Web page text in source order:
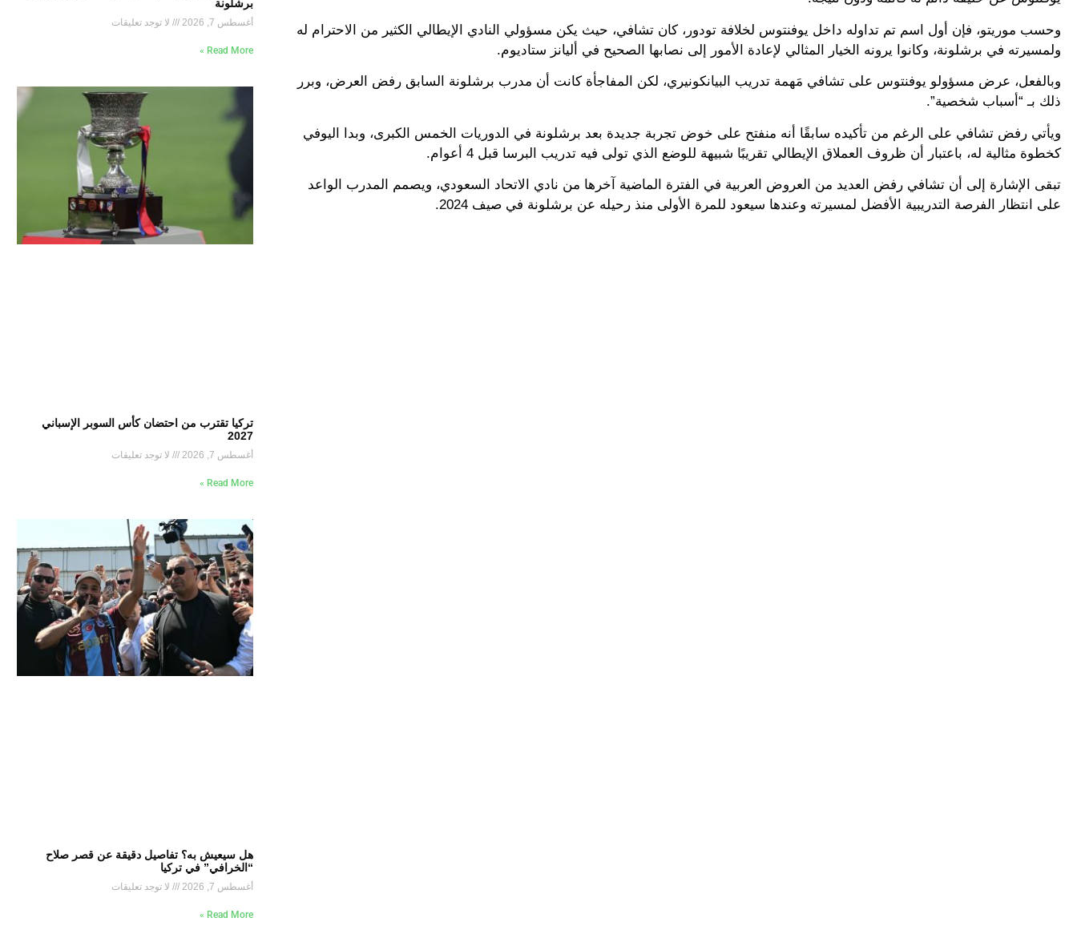
وحسب موريتو، فإن أول اسم تم تداوله داخل يوفنتوس لخلافة تودور، كان تشافي، حيث يكن مسؤولي النادي الإيطالي الكثير من الاحترام له
ولمسيرته في برشلونة، وكانوا يرونه الخيار المثالي لإعادة الأمور إلى نصابها الصحيح في أليانز ستاديوم.
وبالفعل، عرض مسؤولو يوفنتوس على تشافي مَهمة تدريب البيانكونيري، لكن المفاجأة كانت أن مدرب برشلونة السابق رفض العرض، وبرر
ذلك بـ “أسباب شخصية”.
ويأتي رفض تشافي على الرغم من تأكيده سابقًا أنه منفتح على خوض تجربة جديدة بعد برشلونة في الدوريات الخمس الكبرى، وبدا اليوفي
كخطوة مثالية له، باعتبار أن ظروف العملاق الإيطالي تقريبًا شبيهة للوضع الذي تولى فيه تدريب البرسا قبل 4 أعوام.
تبقى الإشارة إلى أن تشافي رفض العديد من العروض العربية في الفترة الماضية آخرها من نادي الاتحاد السعودي، ويصمم المدرب الواعد
على انتظار الفرصة التدريبية الأفضل لمسيرته وعندها سيعود للمرة الأولى منذ رحيله عن برشلونة في صيف 2024.
برشلونة
أغسطس 7, 2026 لا توجد تعليقات
Read More »
تركيا تقترب من احتضان كأس السوبر الإسباني
2027
أغسطس 7, 2026 لا توجد تعليقات
Read More »
هل سيعيش به؟ تفاصيل دقيقة عن قصر صلاح
“الخرافي” في تركيا
أغسطس 7, 2026 لا توجد تعليقات
Read More »